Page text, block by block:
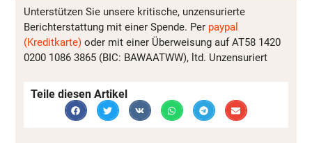
Unterstützen Sie unsere kritische, unzensurierte
Berichterstattung mit einer Spende. Per paypal
(Kreditkarte) oder mit einer Überweisung auf AT58 1420
0200 1086 3865 (BIC: BAWAATWW), ltd. Unzensuriert
Teile diesen Artikel